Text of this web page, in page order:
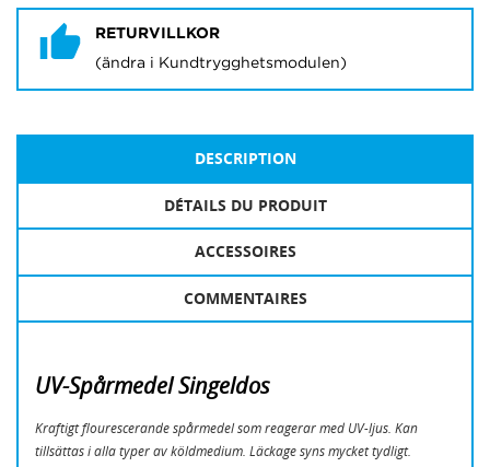
RETURVILLKOR
(ändra i Kundtrygghetsmodulen)
DESCRIPTION
DÉTAILS DU PRODUIT
ACCESSOIRES
COMMENTAIRES
UV-Spårmedel Singeldos
Kraftigt flourescerande spårmedel som reagerar med UV-ljus. Kan
tillsättas i alla typer av köldmedium. Läckage syns mycket tydligt.
CRÉER UNE LISTE D'ENVIES
CONNEXION